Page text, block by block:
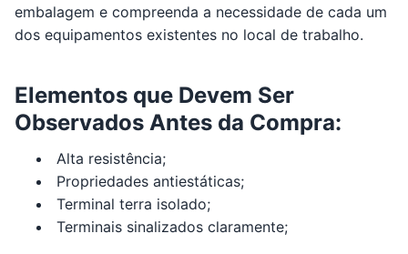
embalagem e compreenda a necessidade de cada um
dos equipamentos existentes no local de trabalho.
Elementos que Devem Ser
Observados Antes da Compra:
Alta resistência;
Propriedades antiestáticas;
Terminal terra isolado;
Terminais sinalizados claramente;